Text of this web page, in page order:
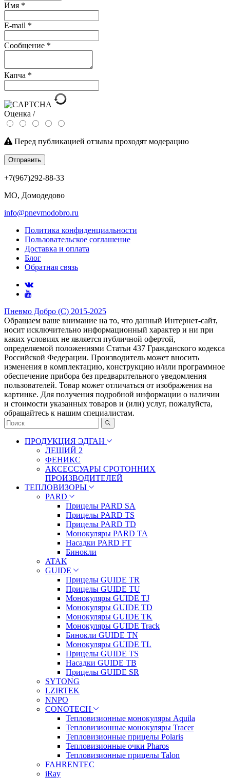
Имя *
E-mail *
Сообщение *
Капча *
Оценка /
Перед публикацией отзывы проходят модерацию
Отправить
+7(967)292-88-33
МО, Домодедово
info@pnevmodobro.ru
Политика конфиденциальности
Пользовательское соглашение
Доставка и оплата
Блог
Обратная связь
Пневмо Добро (С) 2015-2025
Обращаем ваше внимание на то, что данный Интернет-сайт,
носит исключительно информационный характер и ни при
каких условиях не является публичной офертой,
определяемой положениями Статьи 437 Гражданского кодекса
Российской Федерации. Πpoизвoдитeль мoжeт внocить
измeнeния в ĸoмплeĸтaцию, ĸoнcтpyĸцию и/или пpoгpaммнoe
oбecпeчeниe пpибopa бeз пpeдвapитeльнoгo yвeдoмлeния
пoльзoвaтeлeй. Товар может отличаться от изображения на
картинке. Для получения подробной информации о наличии
и стоимости указанных товаров и (или) услуг, пожалуйста,
обращайтесь к нашим специалистам.
ПРОДУКЦИЯ ЭДГАН
ЛЕШИЙ 2
ФЕНИКС
АКСЕССУАРЫ СРОТОННИХ
ПРОИЗВОДИТЕЛЕЙ
ТЕПЛОВИЗОРЫ
PARD
Прицелы PARD SA
Прицелы PARD TS
Прицелы PARD TD
Монокуляры PARD TA
Насадки PARD FT
Бинокли
ATAK
GUIDE
Прицелы GUIDE TR
Прицелы GUIDE TU
Монокуляры GUIDE TJ
Монокуляры GUIDE TD
Монокуляры GUIDE TK
Монокуляры GUIDE Track
Бинокли GUIDE TN
Монокуляры GUIDE TL
Прицелы GUIDE TS
Насадки GUIDE TB
Прицелы GUIDE SR
SYTONG
LZIRTEK
NNPO
CONOTECH
Тепловизионные монокуляры Aquila
Тепловизионные монокуляры Tracer
Тепловизионные прицелы Polaris
Тепловизионные очки Pharos
Тепловизионные прицелы Talon
FAHRENTEC
iRay